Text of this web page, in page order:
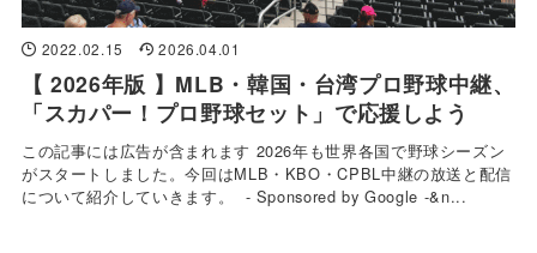
2022.02.15 2026.04.01
【 2026年版 】MLB・韓国・台湾プロ野球中継、
「スカパー！プロ野球セット」で応援しよう
この記事には広告が含まれます 2026年も世界各国で野球シーズン
がスタートしました。今回はMLB・KBO・CPBL中継の放送と配信
について紹介していきます。 - Sponsored by Google -&n...